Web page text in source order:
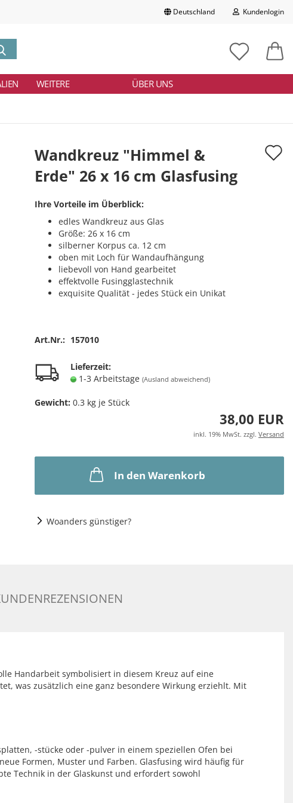
Deutschland Kundenlogin
E-Mail
Konto erstellen
Passwort vergessen?
eingeben
ÜBER UNS
WEITERE
Wandkreuz "Himmel &
Erde" 26 x 16 cm Glasfusing
Ihre Vorteile im Überblick:
edles Wandkreuz aus Glas
Größe: 26 x 16 cm
silberner Korpus ca. 12 cm
oben mit Loch für Wandaufhängung
liebevoll von Hand gearbeitet
effektvolle Fusingglastechnik
exquisite Qualität - jedes Stück ein Unikat
Art.Nr.: 157010
Lieferzeit:
1-3 Arbeitstage (Ausland abweichend)
Gewicht: 0.3 kg je Stück
38,00 EUR
inkl. 19% MwSt. zzgl. Versand
In den Warenkorb
Woanders günstiger?
Handarbeit symbolisiert in diesem Kreuz auf eine
was zusätzlich eine ganz besondere Wirkung erziehlt. Mit
-stücke oder -pulver in einem speziellen Ofen bei
Formen, Muster und Farben. Glasfusing wird häufig für
Technik in der Glaskunst und erfordert sowohl